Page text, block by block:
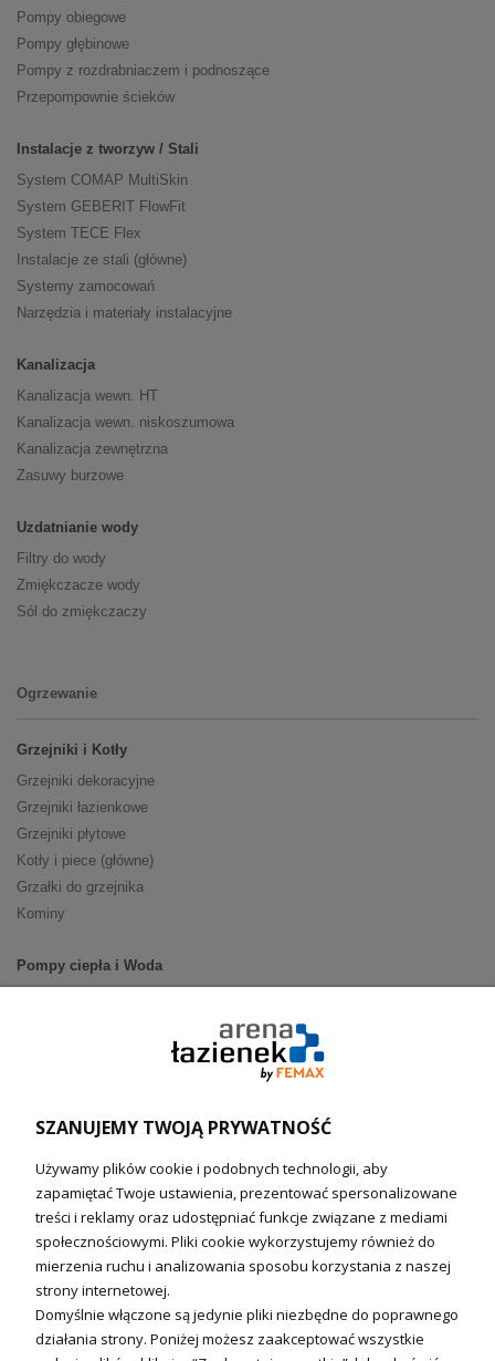
Pompy obiegowe
Pompy głębinowe
Pompy z rozdrabniaczem i podnoszące
Przepompownie ścieków
Instalacje z tworzyw / Stali
System COMAP MultiSkin
System GEBERIT FlowFit
System TECE Flex
Instalacje ze stali (główne)
Systemy zamocowań
Narzędzia i materiały instalacyjne
Kanalizacja
Kanalizacja wewn. HT
Kanalizacja wewn. niskoszumowa
Kanalizacja zewnętrzna
Zasuwy burzowe
Uzdatnianie wody
Filtry do wody
Zmiękczacze wody
Sól do zmiękczaczy
Ogrzewanie
Grzejniki i Kotły
Grzejniki dekoracyjne
Grzejniki łazienkowe
Grzejniki płytowe
Kotły i piece (główne)
Grzałki do grzejnika
Kominy
Pompy ciepła i Woda
Ogrzewanie podłogowe (główne)
Technika solarna
Fotowoltanika
Sterowniki i regulatory
Nagrzewnice i kurtyny
Kuchnia i Wentylacja
SZANUJEMY TWOJĄ PRYWATNOŚĆ
Używamy plików cookie i podobnych technologii, aby
zapamiętać Twoje ustawienia, prezentować spersonalizowane
treści i reklamy oraz udostępniać funkcje związane z mediami
społecznościowymi. Pliki cookie wykorzystujemy również do
mierzenia ruchu i analizowania sposobu korzystania z naszej
strony internetowej.
Domyślnie włączone są jedynie pliki niezbędne do poprawnego
działania strony. Poniżej możesz zaakceptować wszystkie